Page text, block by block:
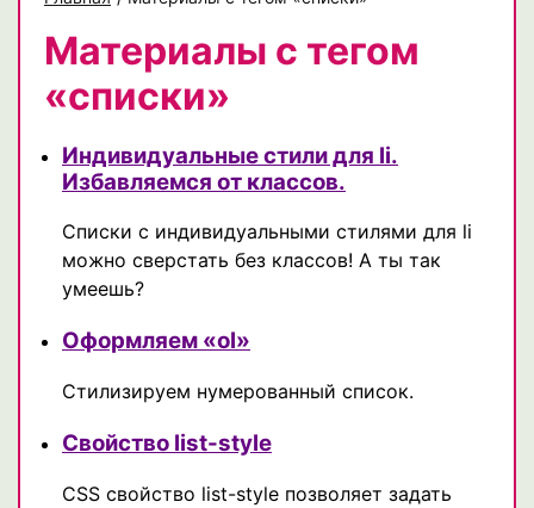
Материалы с тегом
«списки»
Индивидуальные стили для li.
Избавляемся от классов.
Списки с индивидуальными стилями для li
можно сверстать без классов! А ты так
умеешь?
Оформляем «ol»
Стилизируем нумерованный список.
Свойство list-style
CSS свойство list-style позволяет задать